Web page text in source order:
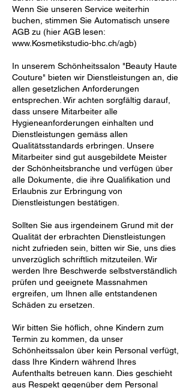
Wenn Sie unseren Service weiterhin
buchen, stimmen Sie Automatisch unsere
AGB zu (hier AGB lesen:
www.Kosmetikstudio-bhc.ch/agb)
In unserem Schönheitssalon "Beauty Haute
Couture" bieten wir Dienstleistungen an, die
allen gesetzlichen Anforderungen
entsprechen. Wir achten sorgfältig darauf,
dass unsere Mitarbeiter alle
Hygieneanforderungen einhalten und
Dienstleistungen gemäss allen
Qualitätsstandards erbringen. Unsere
Mitarbeiter sind gut ausgebildete Meister
der Schönheitsbranche und verfügen über
alle Dokumente, die ihre Qualifikation und
Erlaubnis zur Erbringung von
Dienstleistungen bestätigen.
Sollten Sie aus irgendeinem Grund mit der
Qualität der erbrachten Dienstleistungen
nicht zufrieden sein, bitten wir Sie, uns dies
unverzüglich schriftlich mitzuteilen. Wir
werden Ihre Beschwerde selbstverständlich
prüfen und geeignete Massnahmen
ergreifen, um Ihnen alle entstandenen
Schäden zu ersetzen.
Wir bitten Sie höflich, ohne Kindern zum
Termin zu kommen, da unser
Schönheitssalon über kein Personal verfügt,
dass Ihre Kindern während Ihres
Aufenthalts betreuen kann. Dies geschieht
aus Respekt gegenüber dem Personal